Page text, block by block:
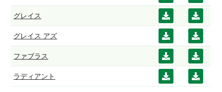
ード
ード
ンロ
ード
ンロ
ード
グレイス
ダウ
ンロ
ード
ダウ
ンロ
ード
グレイス アズ
ダウ
ンロ
ード
ダウ
ンロ
ード
ファブラス
ダウ
ンロ
ード
ダウ
ンロ
ード
ラディアント
ダウ
ダウ